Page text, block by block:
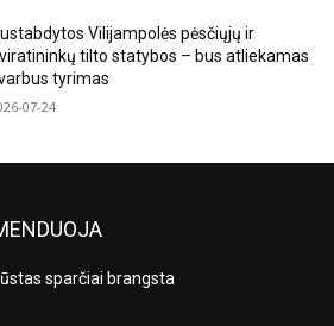
Vilijampolės pėsčiųjų ir
tilto statybos – bus atliekamas
tyrimas
07-24
sparčiai brangsta